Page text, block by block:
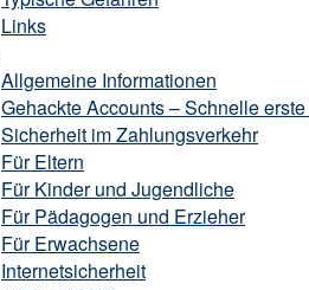
Links
Allgemeine Informationen
Gehackte Accounts – Schnelle
Sicherheit im Zahlungsverkehr
Für Eltern
Für Kinder und Jugendliche
Für Pädagogen und Erzieher
Für Erwachsene
Internetsicherheit